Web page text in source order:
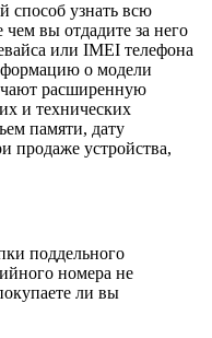
способ узнать всю
вы отдадите за него
или IMEI телефона
о модели
расширенную
и технических
памяти, дату
продаже устройства,
поддельного
номера не
ли вы